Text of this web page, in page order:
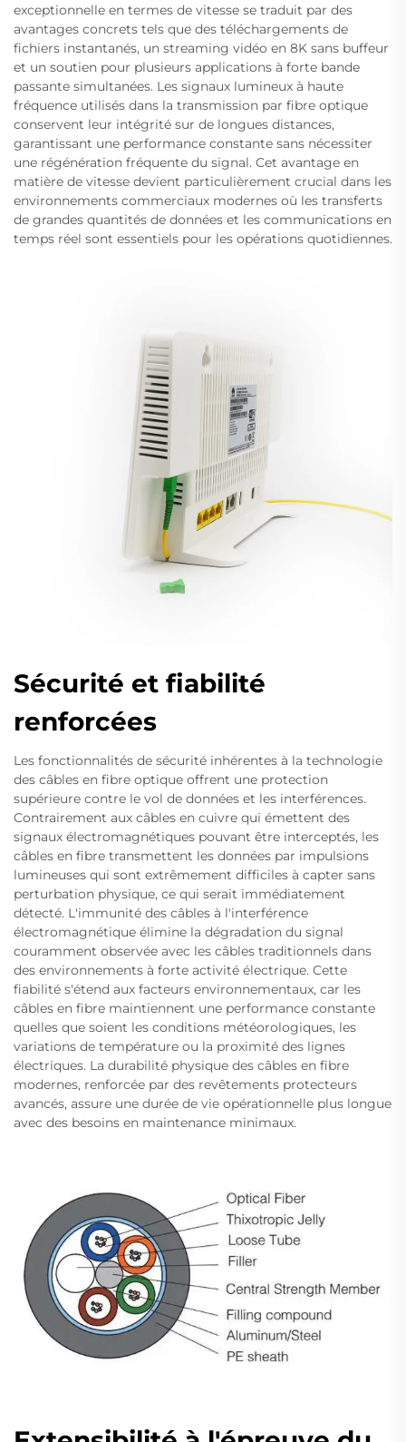
exceptionnelle en termes de vitesse se traduit par des
avantages concrets tels que des téléchargements de
fichiers instantanés, un streaming vidéo en 8K sans buffeur
et un soutien pour plusieurs applications à forte bande
passante simultanées. Les signaux lumineux à haute
fréquence utilisés dans la transmission par fibre optique
conservent leur intégrité sur de longues distances,
garantissant une performance constante sans nécessiter
une régénération fréquente du signal. Cet avantage en
matière de vitesse devient particulièrement crucial dans les
environnements commerciaux modernes où les transferts
de grandes quantités de données et les communications en
temps réel sont essentiels pour les opérations quotidiennes.
Sécurité et fiabilité
renforcées
Les fonctionnalités de sécurité inhérentes à la technologie
des câbles en fibre optique offrent une protection
supérieure contre le vol de données et les interférences.
Contrairement aux câbles en cuivre qui émettent des
signaux électromagnétiques pouvant être interceptés, les
câbles en fibre transmettent les données par impulsions
lumineuses qui sont extrêmement difficiles à capter sans
perturbation physique, ce qui serait immédiatement
détecté. L'immunité des câbles à l'interférence
électromagnétique élimine la dégradation du signal
couramment observée avec les câbles traditionnels dans
des environnements à forte activité électrique. Cette
fiabilité s'étend aux facteurs environnementaux, car les
câbles en fibre maintiennent une performance constante
quelles que soient les conditions météorologiques, les
variations de température ou la proximité des lignes
électriques. La durabilité physique des câbles en fibre
modernes, renforcée par des revêtements protecteurs
avancés, assure une durée de vie opérationnelle plus longue
avec des besoins en maintenance minimaux.